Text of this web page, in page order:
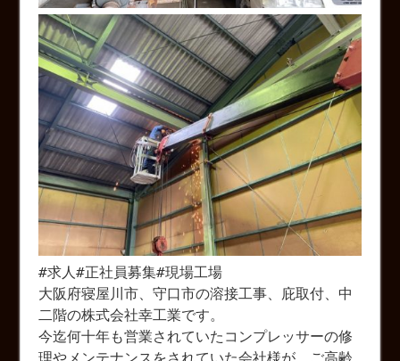
#求人#正社員募集#現場工場
大阪府寝屋川市、守口市の溶接工事、庇取付、中
二階の株式会社幸工業です。
今迄何十年も営業されていたコンプレッサーの修